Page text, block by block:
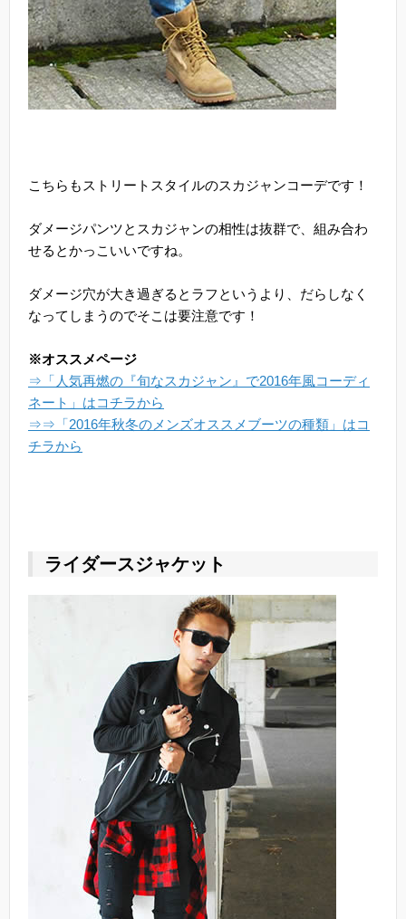
こちらもストリートスタイルのスカジャンコーデです！
ダメージパンツとスカジャンの相性は抜群で、組み合わ
せるとかっこいいですね。
ダメージ穴が大き過ぎるとラフというより、だらしなく
なってしまうのでそこは要注意です！
※オススメページ
⇒「人気再燃の『旬なスカジャン』で2016年風コーディ
ネート」はコチラから
⇒⇒「2016年秋冬のメンズオススメブーツの種類」はコ
チラから
ライダースジャケット